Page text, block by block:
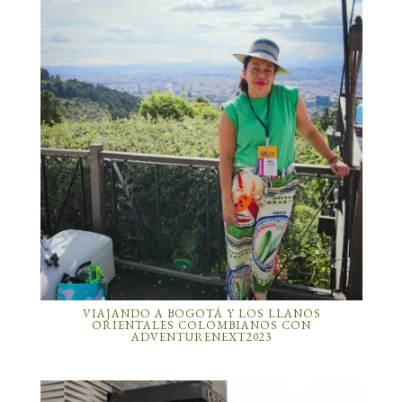
VIAJANDO A BOGOTÁ Y LOS LLANOS
ORIENTALES COLOMBIANOS CON
ADVENTURENEXT2023